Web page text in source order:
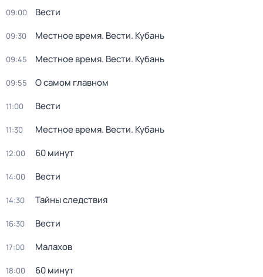
09:00 Вести
09:30 Местное время. Вести. Кубань
09:45 Местное время. Вести. Кубань
09:55 О самом главном
11:00 Вести
11:30 Местное время. Вести. Кубань
12:00 60 минут
14:00 Вести
14:30 Тайны следствия
16:30 Вести
17:00 Малахов
18:00 60 минут